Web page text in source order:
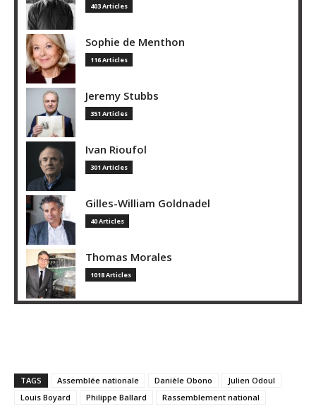
403 Articles
Sophie de Menthon
116 Articles
Jeremy Stubbs
351 Articles
Ivan Rioufol
301 Articles
Gilles-William Goldnadel
40 Articles
Thomas Morales
1018 Articles
TAGS Assemblée nationale Danièle Obono
Julien Odoul
Louis Boyard
Philippe Ballard Rassemblement national